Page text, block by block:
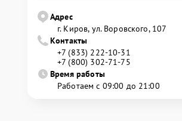
Адрес
г. Киров, ул. Воровского, 107
Контакты
+7 (833) 222-10-31
+7 (800) 302-71-75
Время работы
Работаем с 09:00 до 21:00